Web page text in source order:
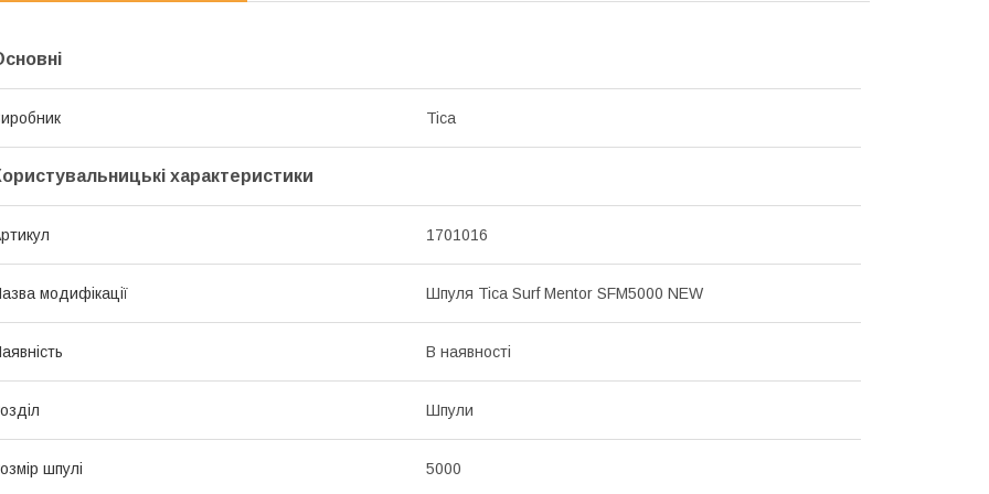
Tica
характеристики
1701016
модифікації Шпуля Tica Surf Mentor SFM5000 NEW
В наявності
Шпули
шпулі 5000